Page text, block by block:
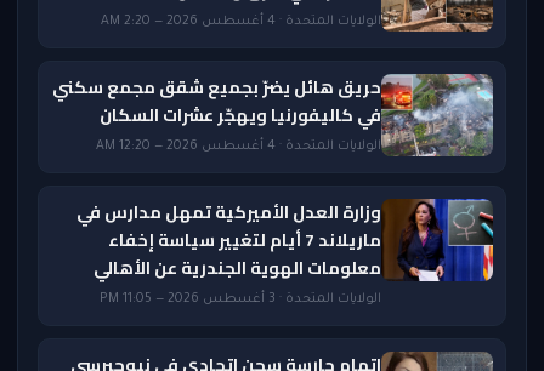
الولايات المتحدة · 4 أغسطس 2026 — 2:20 AM
حريق هائل يضرّ بجميع شقق مجمع سكني
في كاليفورنيا ويهجّر عشرات السكان
الولايات المتحدة · 4 أغسطس 2026 — 12:20 AM
وزارة العدل الأميركية تمهل مدارس في
ماريلاند 7 أيام لتغيير سياسة إخفاء
معلومات الهوية الجندرية عن الأهالي
الولايات المتحدة · 3 أغسطس 2026 — 11:05 PM